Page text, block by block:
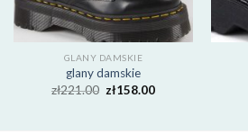
GLANY DAMSKIE
glany damskie
zł221.00 zł158.00